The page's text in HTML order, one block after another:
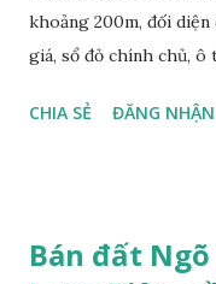
khoảng 200m, đối diện
giá, sổ đỏ chính chủ, ô
nở hậu, tiện để ở, làm
CHIA SẺ ĐĂNG
Bán đất